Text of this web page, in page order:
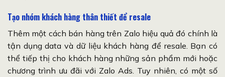
Tạo nhóm khách hàng thân thiết để resale
Thêm một cách bán hàng trên Zalo hiệu quả đó chính là
tận dụng data và dữ liệu khách hàng để resale. Bạn có
thể tiếp thị cho khách hàng những sản phẩm mới hoặc
chương trình ưu đãi với Zalo Ads. Tuy nhiên, có một số